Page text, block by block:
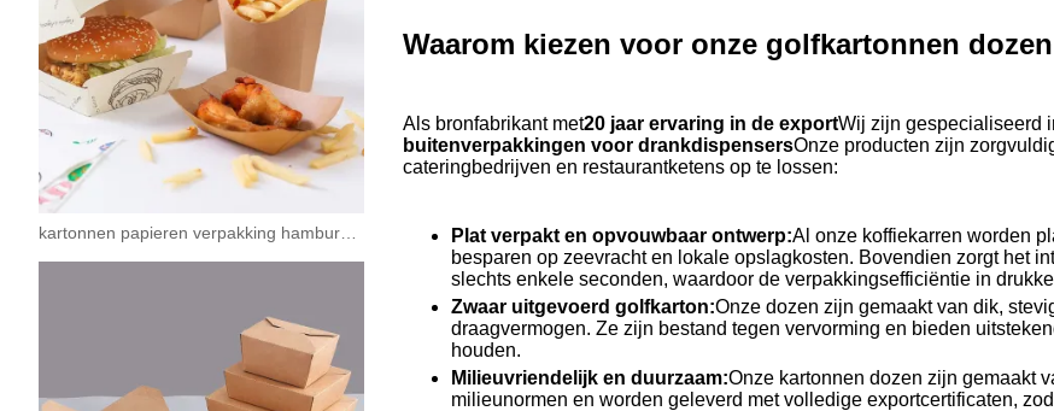
Waarom kiezen voor onze golfkartonnen
Als bronfabrikant met20 jaar ervaring in de exportWij zijn gespecialiseerd
buitenverpakkingen voor drankdispensersOnze producten zijn
cateringbedrijven en restaurantketens op te lossen:
Plat verpakt en opvouwbaar ontwerp:Al onze koffiekarren worden
besparen op zeevracht en lokale opslagkosten. Bovendien zorgt het
slechts enkele seconden, waardoor de verpakkingsefficiëntie in
Zwaar uitgevoerd golfkarton:Onze dozen zijn gemaakt van dik,
draagvermogen. Ze zijn bestand tegen vervorming en bieden
houden.
Milieuvriendelijk en duurzaam:Onze kartonnen dozen zijn gemaakt
milieunormen en worden geleverd met volledige exportcertificaten,